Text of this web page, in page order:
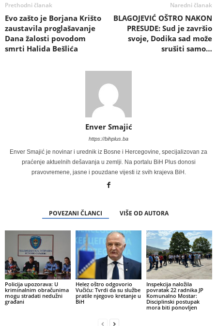
Prethodni članak
Evo zašto je Borjana Krišto
zaustavila proglašavanje
Dana žalosti povodom
smrti Halida Bešlića
Naredni članak
BLAGOJEVIĆ OŠTRO NAKON
PRESUDE: Sud je završio
svoje, Dodika sad može
srušiti samo…
Enver Smajić
https://bihplus.ba
Enver Smajić je novinar i urednik iz Bosne i Hercegovine, specijalizovan za
praćenje aktuelnih dešavanja u zemlji. Na portalu BiH Plus donosi
pravovremene, jasne i pouzdane vijesti iz svih krajeva BiH.
POVEZANI ČLANCI VIŠE OD AUTORA
Policija upozorava: U
kriminalnim obračunima
mogu stradati nedužni
građani
Helez oštro odgovorio
Vučiću: Tvrdi da su službe
pratile njegovo kretanje u
BiH
Inspekcija naložila
povratak 22 radnika JP
Komunalno Mostar:
Disciplinski postupak
mora biti ponovljen